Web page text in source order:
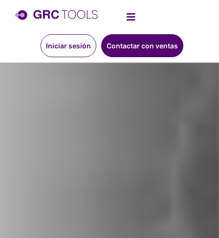
Iniciar sesión Contactar con ventas